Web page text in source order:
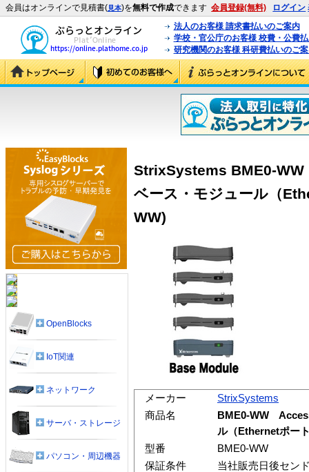
会員はオンラインで見積書(見本)を無料で作成できます 会員登録(無料) ログイン
法人のお客様 請求書払いのご案内
学校・官公庁のお客様 校費・公費
研究機関のお客様 科研費払いのご
StrixSystems BME0-
ベース・モジュール（
WW)
メーカー
StrixSystems
商品名
BME0-WW
ル（Ethernetポー
型番
BME0-WW
保証条件
当社販売日後セン
OpenBlocks
IoT関連
ネットワーク
サーバ・ストレージ
パソコン・周辺機器